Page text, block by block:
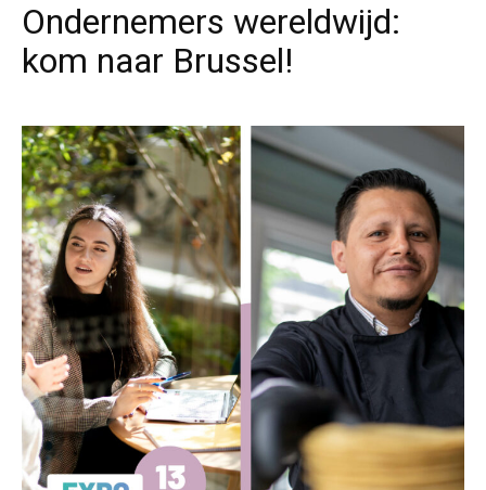
XXL
Ondernemen
XXL
Ondernemers wereldwijd:
kom naar Brussel!